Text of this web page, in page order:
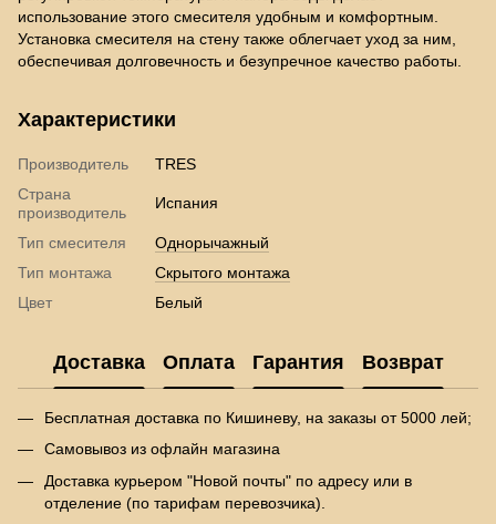
использование этого смесителя удобным и комфортным.
Установка смесителя на стену также облегчает уход за ним,
обеспечивая долговечность и безупречное качество работы.
Характеристики
Производитель
TRES
Страна
производитель
Испания
Тип смесителя
Однорычажный
Тип монтажа
Скрытого монтажа
Цвет
Белый
Доставка Оплата Гарантия Возврат
Бесплатная доставка по Кишиневу, на заказы от 5000 лей;
Самовывоз из офлайн магазина
Доставка курьером "Новой почты" по адресу или в
отделение (по тарифам перевозчика).